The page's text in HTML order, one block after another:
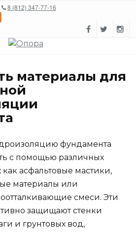
8 (812) 347-77-16
материалы для
фундамента
с помощью различных
как асфальтовые мастики,
материалы или
смеси. Эти
защищают стенки
и грунтовых вод,